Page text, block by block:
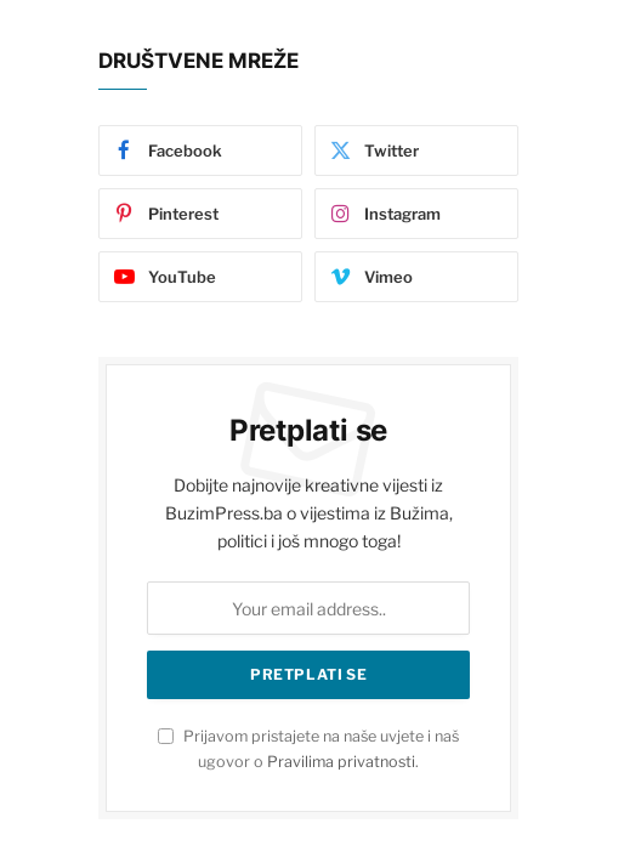
DRUŠTVENE MREŽE
Facebook Twitter
Pinterest Instagram
YouTube Vimeo
Pretplati se
Dobijte najnovije kreativne vijesti iz
BuzimPress.ba o vijestima iz Bužima,
politici i još mnogo toga!
Prijavom pristajete na naše uvjete i naš
ugovor o Pravilima privatnosti.